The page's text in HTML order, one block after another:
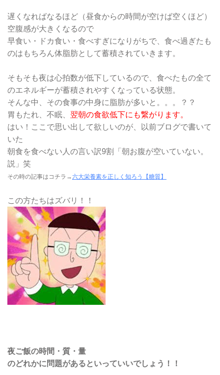
遅くなればなるほど（昼食からの時間が空けば空くほど）
空腹感が大きくなるので
早食い・ドカ食い・食べすぎになりがちで、食べ過ぎたも
のはもちろん体脂肪として蓄積されていきます。
そもそも夜は心拍数が低下しているので、食べたもの全て
のエネルギーが蓄積されやすくなっている状態。
そんな中、その食事の中身に脂肪が多いと。。。？？
胃もたれ、不眠、 翌朝の食欲低下にも繋がります。
はい！ここで思い出して欲しいのが、以前ブログで書いて
いた
朝食を食べない人の言い訳9割「朝お腹が空いていない。
説」笑
その時の記事はコチラ→六大栄養素を正しく知ろう【糖質】
この方たちはズバリ！！
夜ご飯の時間・質・量
のどれかに問題があるといっていいでしょう！！